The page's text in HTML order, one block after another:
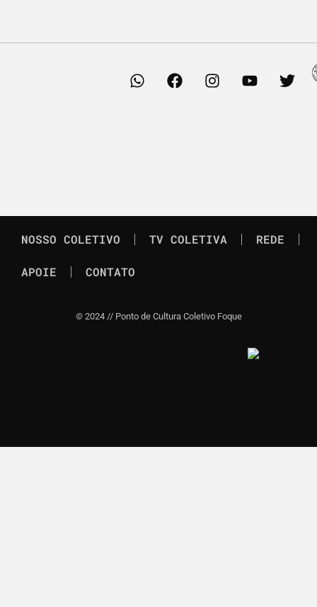
NOSSO COLETIVO TV COLETIVA REDE
APOIE CONTATO
© 2024 // Ponto de Cultura Coletivo Foque